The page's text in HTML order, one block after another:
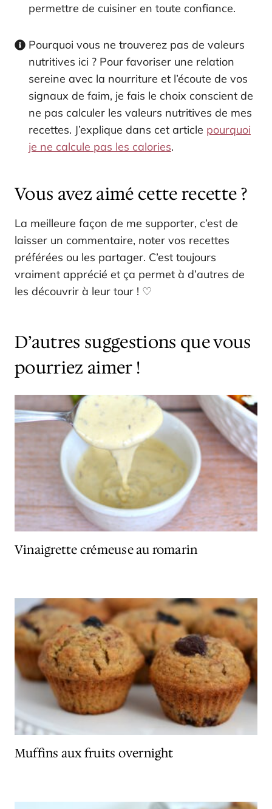
permettre de cuisiner en toute confiance.
Pourquoi vous ne trouverez pas de valeurs
nutritives ici ? Pour favoriser une relation
sereine avec la nourriture et l’écoute de vos
signaux de faim, je fais le choix conscient de
ne pas calculer les valeurs nutritives de mes
recettes. J’explique dans cet article pourquoi
je ne calcule pas les calories.
Vous avez aimé cette recette ?
La meilleure façon de me supporter, c’est de
laisser un commentaire, noter vos recettes
préférées ou les partager. C’est toujours
vraiment apprécié et ça permet à d’autres de
les découvrir à leur tour ! ♡
D’autres suggestions que vous
pourriez aimer !
Vinaigrette crémeuse au romarin
Muffins aux fruits overnight